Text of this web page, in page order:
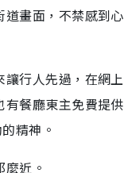
畫面，不禁感到心
行人先過，在網上
餐廳東主免費提供
精神。
近。